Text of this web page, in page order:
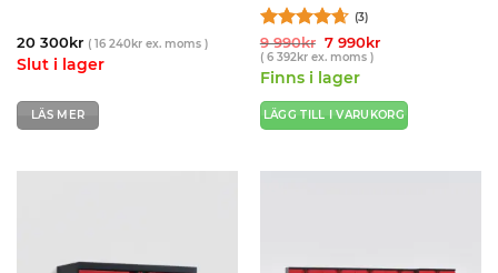
20 300kr ( 16 240krex. moms )
Slut i lager
LÄS MER
Betygsatt
4.67av 5
(3)
9 990kr Det
ursprungliga
var:
990kr.
7 990krDet
990kr.
( 6 392krex. moms )
Finns i lager
LÄGG TILL I VARUKORG